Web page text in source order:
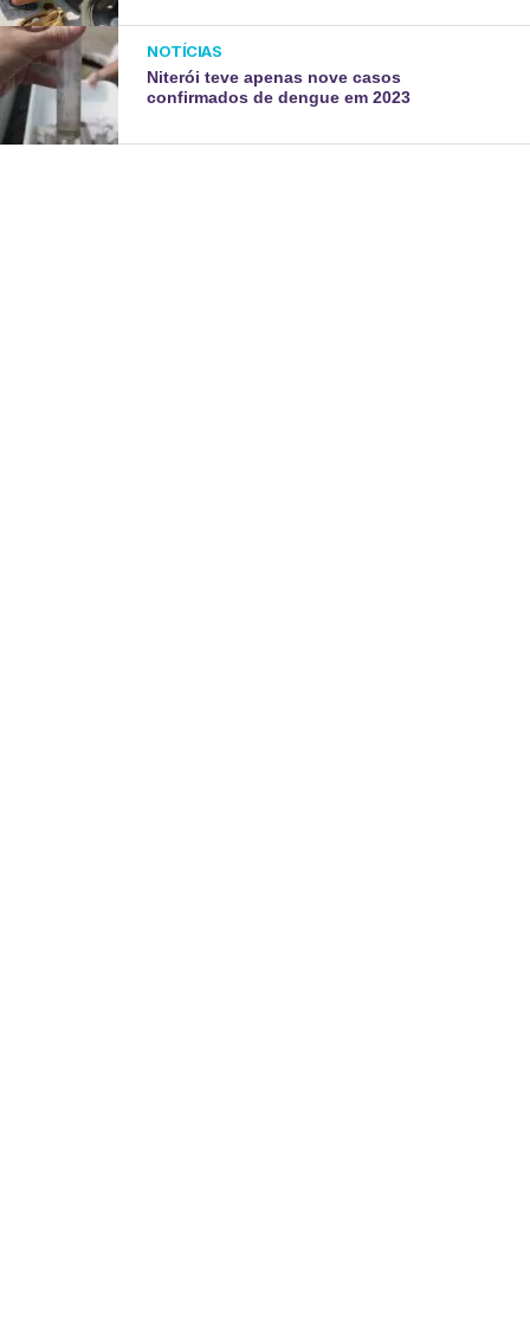
NOTÍCIAS
Niterói teve apenas nove casos
confirmados de dengue em 2023